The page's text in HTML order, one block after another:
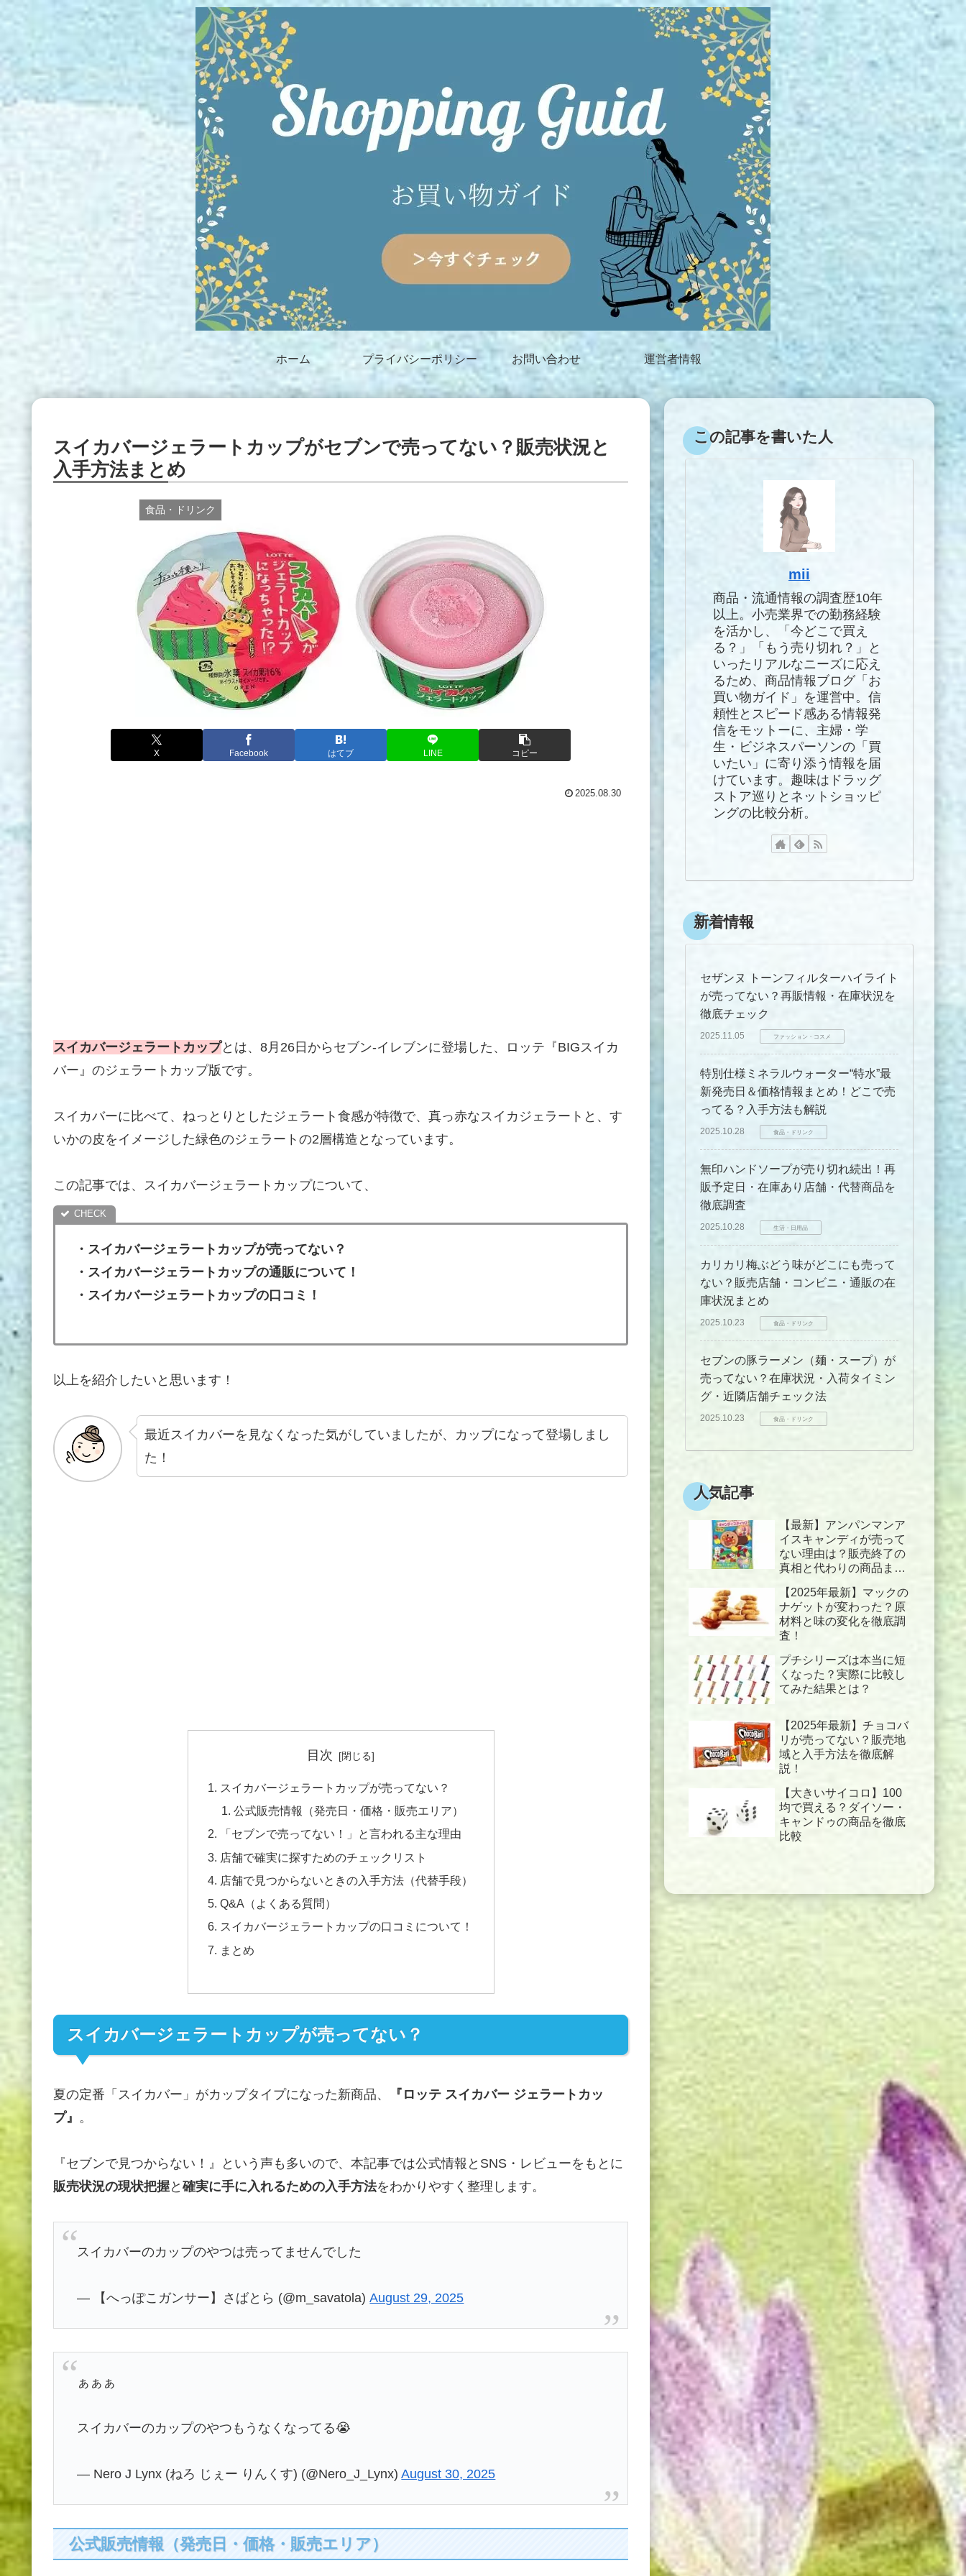
ホーム プライバシーポリシー お問い合わせ 運営者情報
スイカバージェラートカップがセブンで売ってない？販売状況と
入手方法まとめ
食品・ドリンク
X Facebook はてブ LINE コピー
2025.08.30
スイカバージェラートカップとは、8月26日からセブン-イレブンに登場した、ロッテ『BIGスイカ
バー』のジェラートカップ版です。
スイカバーに比べて、ねっとりとしたジェラート食感が特徴で、真っ赤なスイカジェラートと、す
いかの皮をイメージした緑色のジェラートの2層構造となっています。
この記事では、スイカバージェラートカップについて、
・スイカバージェラートカップが売ってない？
・スイカバージェラートカップの通販について！
・スイカバージェラートカップの口コミ！
以上を紹介したいと思います！
最近スイカバーを見なくなった気がしていましたが、カップになって登場しまし
た！
目次
スイカバージェラートカップが売ってない？
公式販売情報（発売日・価格・販売エリア）
「セブンで売ってない！」と言われる主な理由
店舗で確実に探すためのチェックリスト
店舗で見つからないときの入手方法（代替手段）
Q&A（よくある質問）
スイカバージェラートカップの口コミについて！
まとめ
スイカバージェラートカップが売ってない？
夏の定番「スイカバー」がカップタイプになった新商品、
『ロッテ スイカバー ジェラートカッ
プ』 。
『セブンで見つからない！』という声も多いので、本記事では公式情報とSNS・レビューをもとに
販売状況の現状把握と確実に手に入れるための入手方法をわかりやすく整理します。
スイカバーのカップのやつは売ってませんでした
— 【へっぽこガンサー】さばとら (@m_savatola)August 29, 2025
ぁぁぁ
スイカバーのカップのやつもうなくなってる😭
— Nero J Lynx (ねろ じぇー りんくす) (@Nero_J_Lynx)August 30, 2025
公式販売情報（発売日・価格・販売エリア）
この記事を書いた人
mii
商品・流通情報の調査歴10年
以上。小売業界での勤務経験
を活かし、「今どこで買え
る？」「もう売り切れ？」と
いったリアルなニーズに応え
るため、商品情報ブログ「お
買い物ガイド」を運営中。信
頼性とスピード感ある情報発
信をモットーに、主婦・学
生・ビジネスパーソンの「買
いたい」に寄り添う情報を届
けています。趣味はドラッグ
ストア巡りとネットショッピ
ングの比較分析。
新着情報
セザンヌ トーンフィルターハイライト
が売ってない？再販情報・在庫状況を
徹底チェック
2025.11.05 ファッション・コスメ
特別仕様ミネラルウォーター“特水”最
新発売日＆価格情報まとめ！どこで売
ってる？入手方法も解説
2025.10.28 食品・ドリンク
無印ハンドソープが売り切れ続出！再
販予定日・在庫あり店舗・代替商品を
徹底調査
2025.10.28 生活・日用品
カリカリ梅ぶどう味がどこにも売って
ない？販売店舗・コンビニ・通販の在
庫状況まとめ
2025.10.23 食品・ドリンク
セブンの豚ラーメン（麺・スープ）が
売ってない？在庫状況・入荷タイミン
グ・近隣店舗チェック法
2025.10.23 食品・ドリンク
人気記事
【最新】アンパンマンア
イスキャンディが売って
ない理由は？販売終了の
真相と代わりの商品まと
【2025年最新】マックの
ナゲットが変わった？原
材料と味の変化を徹底調
査！
プチシリーズは本当に短
くなった？実際に比較し
てみた結果とは？
【2025年最新】チョコバ
リが売ってない？販売地
域と入手方法を徹底解
説！
【大きいサイコロ】100
均で買える？ダイソー・
キャンドゥの商品を徹底
比較